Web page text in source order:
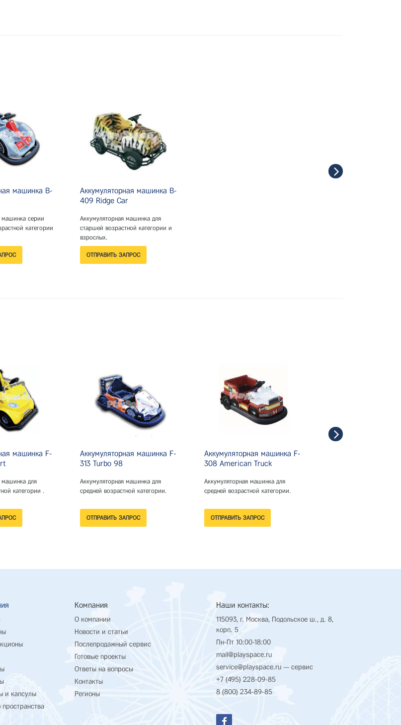
машинка B-
машинка серии
категории
Аккумуляторная машинка B-
409 Ridge Car
Аккумуляторная машинка для
старшей возрастной категории и
взрослых.
машинка F-
машинка для
категории .
Аккумуляторная машинка F-
313 Turbo 98
Аккумуляторная машинка для
средней возрастной категории.
Аккумуляторная машинка F-
308 American Truck
Аккумуляторная машинка для
средней возрастной категории.
и капсулы
Компания
О компании
Новости и статьи
Послепродажный сервис
Готовые проекты
Ответы на вопросы
Контакты
Регионы
Наши контакты:
115093, г. Москва, Подольское ш., д. 8,
корп. 5
Пн-Пт 10:00-18:00
mail@playspace.ru
service@playspace.ru — сервис
+7 (495) 228-09-85
8 (800) 234-89-85